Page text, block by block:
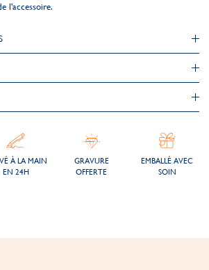
l'accessoire.
À LA MAIN
EN 24H
GRAVURE
OFFERTE
EMBALLÉ AVEC
SOIN